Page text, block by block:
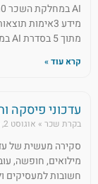
מתוך 5 בסדרת AI במחלקת השכר
קרא עוד »
עדכוני פיסקה
בקרת שכר אוגוסט 2, 2026
מילואים, חופשה,
חשובות למעסיקים